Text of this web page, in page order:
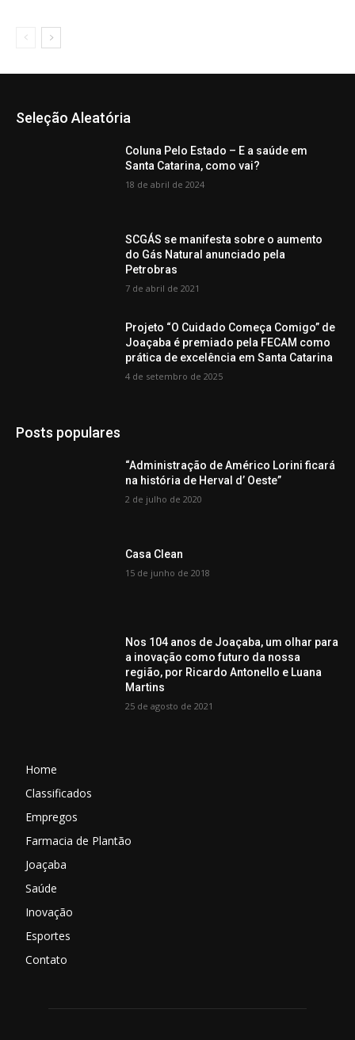
Seleção Aleatória
Coluna Pelo Estado – E a saúde em
Santa Catarina, como vai?
18 de abril de 2024
SCGÁS se manifesta sobre o aumento
do Gás Natural anunciado pela
Petrobras
7 de abril de 2021
Projeto “O Cuidado Começa Comigo” de
Joaçaba é premiado pela FECAM como
prática de excelência em Santa Catarina
4 de setembro de 2025
Posts populares
“Administração de Américo Lorini ficará
na história de Herval d’ Oeste”
2 de julho de 2020
Casa Clean
15 de junho de 2018
Nos 104 anos de Joaçaba, um olhar para
a inovação como futuro da nossa
região, por Ricardo Antonello e Luana
Martins
25 de agosto de 2021
Home
Classificados
Empregos
Farmacia de Plantão
Joaçaba
Saúde
Inovação
Esportes
Contato